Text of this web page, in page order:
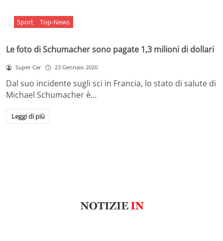
Sport Top-News
Le foto di Schumacher sono pagate 1,3 milioni di dollari
Super Car 23 Gennaio 2020
Dal suo incidente sugli sci in Francia, lo stato di salute di
Michael Schumacher è…
Leggi di più